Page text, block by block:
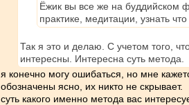
Ёжик вы все же на буддийском
практике, медитации, узнать
Так я это и делаю. С учетом того,
интересны. Интересна суть метода.
я конечно могу ошибаться, но мне
обозначены ясно, их никто не скрывает.
суть какого именно метода вас